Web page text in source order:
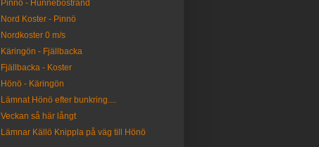
Pinnö - Hunnebostrand
Nord Koster - Pinnö
Nordkoster 0 m/s
Käringön - Fjällbacka
Fjällbacka - Koster
Hönö - Käringön
Lämnat Hönö efter bunkring....
Veckan så här långt
Lämnar Källö Knippla på väg till Hönö